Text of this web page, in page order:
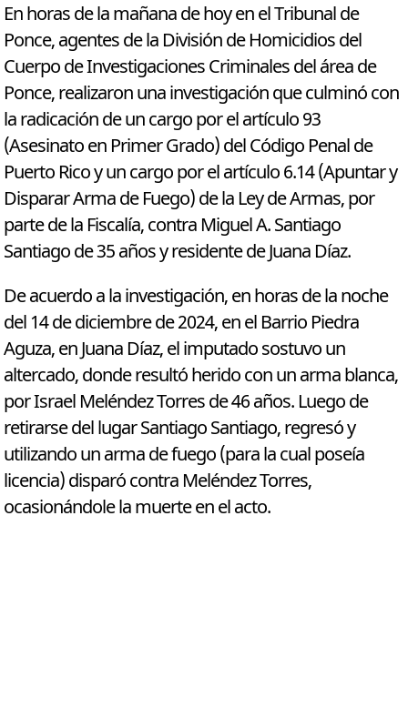
En horas de la mañana de hoy en el Tribunal de
Ponce, agentes de la División de Homicidios del
Cuerpo de Investigaciones Criminales del área de
Ponce, realizaron una investigación que culminó con
la radicación de un cargo por el artículo 93
(Asesinato en Primer Grado) del Código Penal de
Puerto Rico y un cargo por el artículo 6.14 (Apuntar y
Disparar Arma de Fuego) de la Ley de Armas, por
parte de la Fiscalía, contra Miguel A. Santiago
Santiago de 35 años y residente de Juana Díaz.
De acuerdo a la investigación, en horas de la noche
del 14 de diciembre de 2024, en el Barrio Piedra
Aguza, en Juana Díaz, el imputado sostuvo un
altercado, donde resultó herido con un arma blanca,
por Israel Meléndez Torres de 46 años. Luego de
retirarse del lugar Santiago Santiago, regresó y
utilizando un arma de fuego (para la cual poseía
licencia) disparó contra Meléndez Torres,
ocasionándole la muerte en el acto.